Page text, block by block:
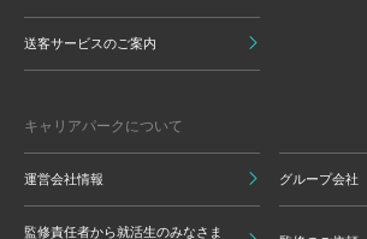
送客サービスのご案内
キャリアパークについて
運営会社情報 グループ会社
監修責任者から就活生のみなさま